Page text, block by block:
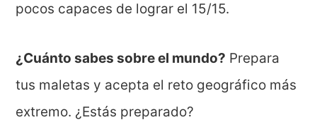
pocos capaces de lograr el 15/15.
¿Cuánto sabes sobre el mundo? Prepara
tus maletas y acepta el reto geográfico más
extremo. ¿Estás preparado?